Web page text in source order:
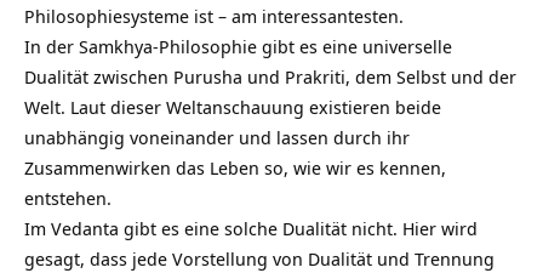
Philosophiesysteme ist – am interessantesten.
In der Samkhya-Philosophie gibt es eine universelle
Dualität zwischen Purusha und Prakriti, dem Selbst und der
Welt. Laut dieser Weltanschauung existieren beide
unabhängig voneinander und lassen durch ihr
Zusammenwirken das Leben so, wie wir es kennen,
entstehen.
Im Vedanta gibt es eine solche Dualität nicht. Hier wird
gesagt, dass jede Vorstellung von Dualität und Trennung